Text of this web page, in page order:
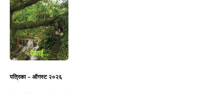
पत्रिका – ऑगस्ट २०२६